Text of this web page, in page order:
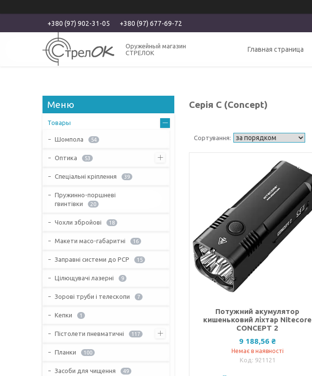
+380 (97) 902-31-05 +380 (97) 677-69-72
Оружейный магазин
СТРЕЛОК
Главная страница
Серія C (Concept)
Потужний акумулятор
кишеньковий ліхтар Nitecore
CONCEPT 2
9 188,56 ₴
Немає в наявності
921121
Товары
Шомпола 54
Оптика 53
Спеціальні кріплення 39
Пружинно-поршневі
гвинтівки
20
Чохли збройові 18
Макети масо-габаритні 16
Заправні системи до PCP 15
Цілющувачі лазерні 9
Зорові труби і телескопи 7
Кепки 1
Пістолети пневматичні 117
Планки 100
Засоби для чищення 49